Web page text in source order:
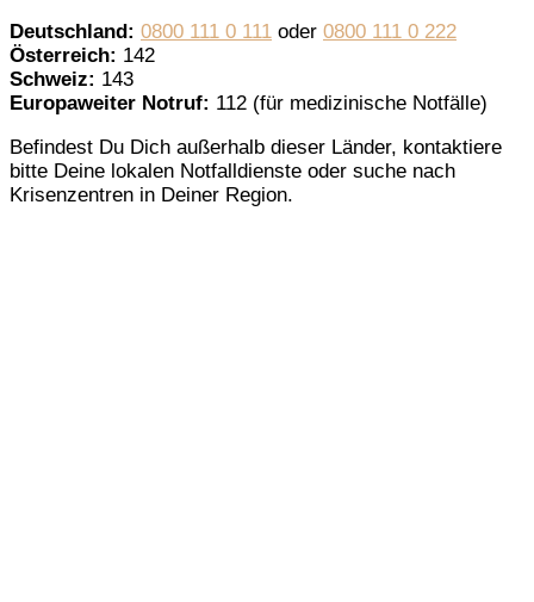
Deutschland: 0800 111 0 111 oder 0800 111 0 222
Österreich: 142
Schweiz: 143
Europaweiter Notruf: 112 (für medizinische Notfälle)
Befindest Du Dich außerhalb dieser Länder, kontaktiere
bitte Deine lokalen Notfalldienste oder suche nach
Krisenzentren in Deiner Region.